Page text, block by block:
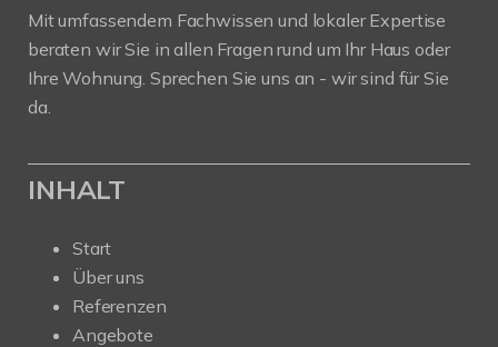
Mit umfassendem Fachwissen und lokaler Expertise
beraten wir Sie in allen Fragen rund um Ihr Haus oder
Ihre Wohnung. Sprechen Sie uns an - wir sind für Sie
da.
INHALT
Start
Über uns
Referenzen
Angebote